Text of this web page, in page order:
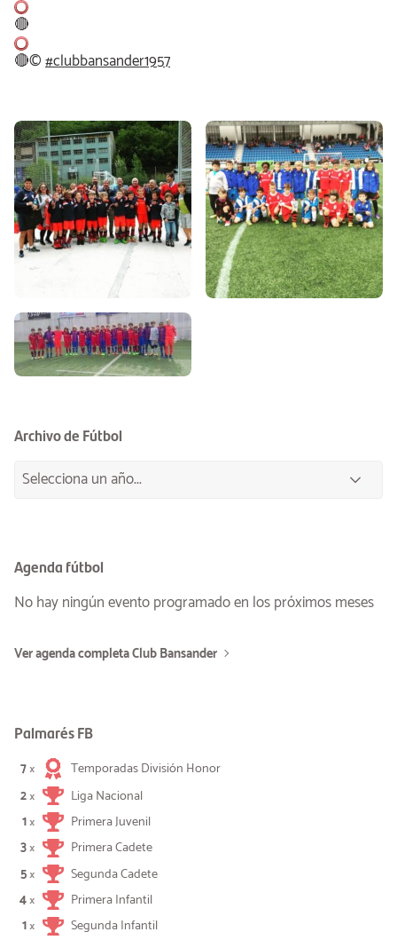
🔴
🔴©#clubbansander1957
Archivo de Fútbol
Agenda fútbol
No hay ningún evento programado en los próximos meses
Ver agenda completa Club Bansander
Palmarés FB
7×
Temporadas División Honor
2×
Liga Nacional
1×
Primera Juvenil
3×
Primera Cadete
5×
Segunda Cadete
4×
Primera Infantil
1×
Segunda Infantil